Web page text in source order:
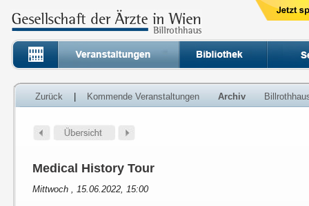
Zurück Kommende Veranstaltungen Archiv
Medical History Tour
Mittwoch , 15.06.2022, 15:00